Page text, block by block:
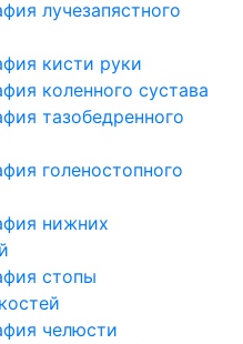
лучезапястного
кисти руки
коленного сустава
тазобедренного
голеностопного
нижних
стопы
челюсти